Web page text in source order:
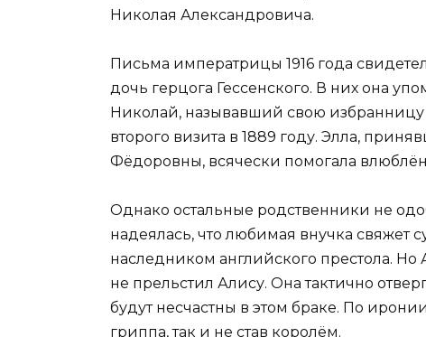
Николая Александровича.
Письма императрицы 1916 года
дочь герцога Гессенского. В них она
Николай, называвший свою
второго визита в 1889 году. Элла,
Фёдоровны, всячески помогала
Однако остальные родственники не
надеялась, что любимая внучка свяжет
наследником английского престола.
не прельстил Алису. Она тактично
будут несчастны в этом браке. По
гриппа, так и не став королём.